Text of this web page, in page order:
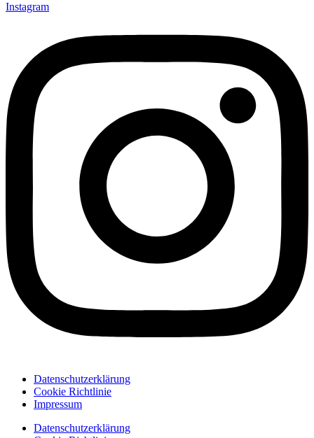
Instagram
Datenschutzerklärung
Cookie Richtlinie
Impressum
Datenschutzerklärung